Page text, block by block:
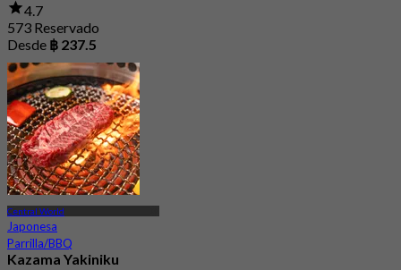
4.7
573 Reservado
Desde ฿ 237.5
Central World
Japonesa
Parrilla/BBQ
Kazama Yakiniku